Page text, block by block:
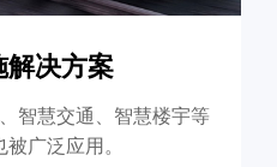
解决方案
智慧交通、智慧楼宇等
广泛应用。